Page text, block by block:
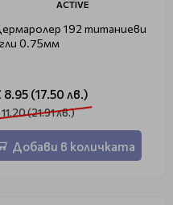
ACTIVE
192 титаниеви
0.75мм
8.95 (17.50 лв.)
(21.91 лв.)
Добави в количката